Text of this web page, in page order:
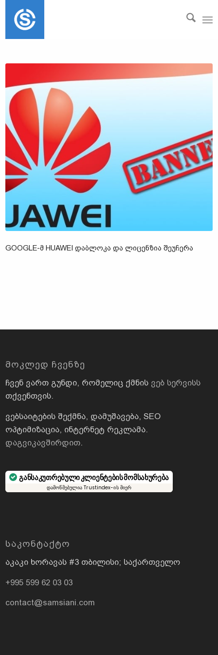
GOOGLE-Მ HUAWEI ᲓᲐᲑᲚᲝᲙᲐ ᲓᲐ ᲚᲘᲪᲔᲜᲖᲘᲐ ᲨᲔᲣᲩᲔᲠᲐ
ᲛᲝᲙᲚᲔᲓ ᲩᲕᲔᲜᲖᲔ
ჩვენ ვართ გუნდი, რომელიც ქმნის ვებ სერვისს
თქვენთვის.
ვებსაიტების შექმნა, დამუშავება, SEO
ოპტიმიზაცია, ინტერნეტ რეკლამა.
დაგვიკავშირდით.
განსაკუთრებული კლიენტების მომსახურება
დამოწმებულია Trustindex-ის მიერ
ᲡᲐᲙᲝᲜᲢᲐᲥᲢᲝ
აკაკი ხორავას #3 თბილისი; საქართველო
+995 599 62 03 03
contact@samsiani.com